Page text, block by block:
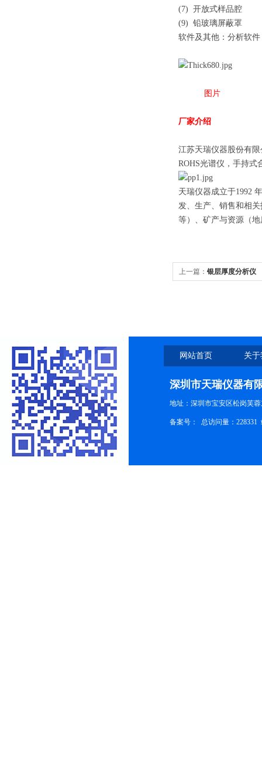
(7) 开放式样品腔
(9) 铅玻璃屏蔽罩
软件及其他：分析软件
图片
厂家介绍
江苏天瑞仪器股份有
ROHS光谱仪，手持式
天瑞仪器成立于1992
发、生产、销售和相
等）、矿产与资源（
上一篇： 银层厚度分析仪
网站首页 关
深圳市天瑞仪器有
地址：深圳市宝安区松岗芙
备案号： 总访问量：228331